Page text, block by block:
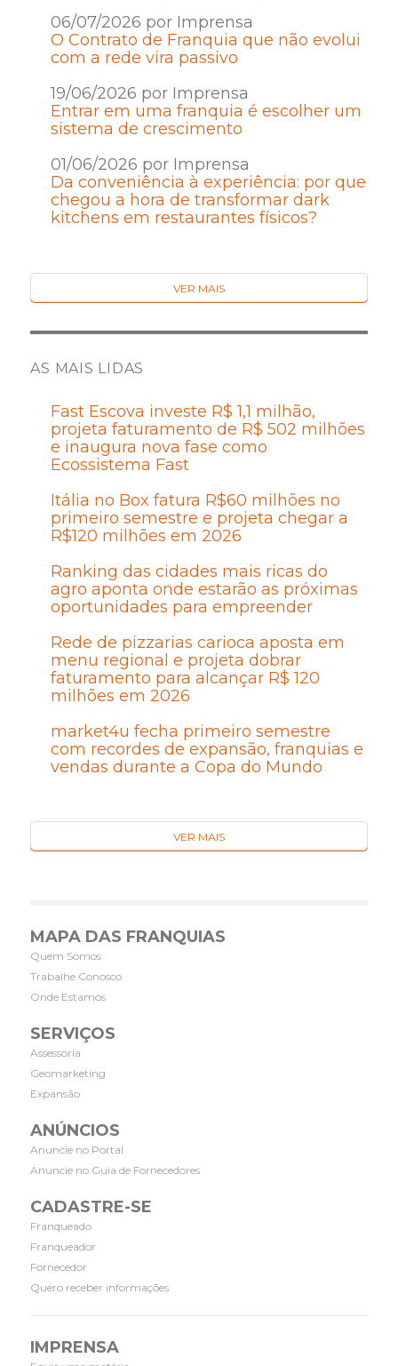
06/07/2026 por Imprensa
O Contrato de Franquia que não evolui
com a rede vira passivo
19/06/2026 por Imprensa
Entrar em uma franquia é escolher um
sistema de crescimento
01/06/2026 por Imprensa
Da conveniência à experiência: por que
chegou a hora de transformar dark
kitchens em restaurantes físicos?
VER MAIS
AS MAIS LIDAS
Fast Escova investe R$ 1,1 milhão,
projeta faturamento de R$ 502 milhões
e inaugura nova fase como
Ecossistema Fast
Itália no Box fatura R$60 milhões no
primeiro semestre e projeta chegar a
R$120 milhões em 2026
Ranking das cidades mais ricas do
agro aponta onde estarão as próximas
oportunidades para empreender
Rede de pizzarias carioca aposta em
menu regional e projeta dobrar
faturamento para alcançar R$ 120
milhões em 2026
market4u fecha primeiro semestre
com recordes de expansão, franquias e
vendas durante a Copa do Mundo
VER MAIS
MAPA DAS FRANQUIAS
Quem Somos
Trabalhe Conosco
Onde Estamos
SERVIÇOS
Assessoria
Geomarketing
Expansão
ANÚNCIOS
Anuncie no Portal
Anuncie no Guia de Fornecedores
CADASTRE-SE
Franqueado
Franqueador
Fornecedor
Quero receber informações
IMPRENSA